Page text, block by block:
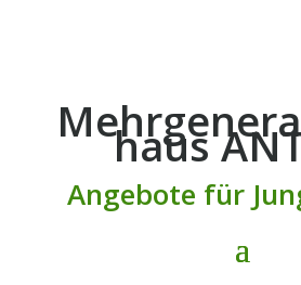
haus
Angebote für